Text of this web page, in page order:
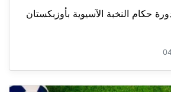
حكام النخبة الآسيوية بأوزبكستان